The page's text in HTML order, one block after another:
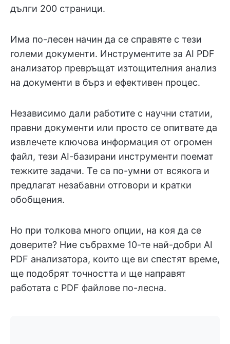
дълги 200 страници.
Има по-лесен начин да се справяте с тези
големи документи. Инструментите за AI PDF
анализатор превръщат изтощителния анализ
на документи в бърз и ефективен процес.
Независимо дали работите с научни статии,
правни документи или просто се опитвате да
извлечете ключова информация от огромен
файл, тези AI-базирани инструменти поемат
тежките задачи. Те са по-умни от всякога и
предлагат незабавни отговори и кратки
обобщения.
Но при толкова много опции, на коя да се
доверите? Ние събрахме 10-те най-добри AI
PDF анализатора, които ще ви спестят време,
ще подобрят точността и ще направят
работата с PDF файлове по-лесна.